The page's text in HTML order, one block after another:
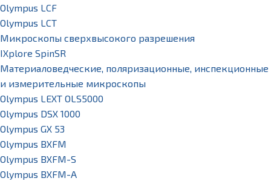
Olympus LCF
Olympus LCT
Микроскопы сверхвысокого разрешения
IXplore SpinSR
Материаловедческие, поляризационные, инспекционные
и измерительные микроскопы
Olympus LEXT OLS5000
Olympus DSX 1000
Olympus GX 53
Olympus BXFM
Olympus BXFM-S
Olympus BXFM-A